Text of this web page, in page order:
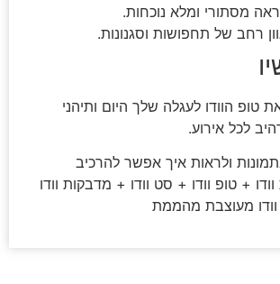
מסתורי ומלא נוכחות.
רחב של תחפושות וסגנונות.
טופ הוודו לעגלה שלך היום ותיהני
לכל אירוע.
ולראות איך אפשר להרכיב
+ טופ וודו + סט וודו + מדבקות וודו
מעוצבת מהממת